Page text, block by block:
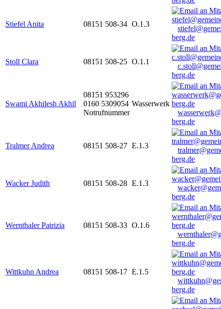
Stiefel Anita 08151 508-34 O.1.3
berg.de
Stoll Clara 08151 508-25 O.1.1
berg.de
Swami Akhilesh Akhil
08151 953296
0160 5309054
Notrufnummer
Wasserwerk
berg.de
Tralmer Andrea 08151 508-27 E.1.3
berg.de
Wacker Judith 08151 508-28 E.1.3
berg.de
Wernthaler Patrizia 08151 508-33 O.1.6
berg.de
Wittkuhn Andrea 08151 508-17 E.1.5
berg.de